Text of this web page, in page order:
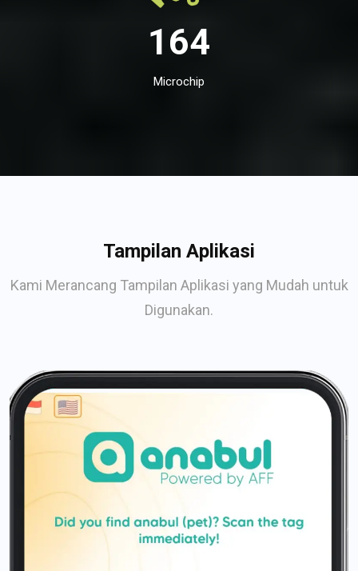
164
Microchip
Tampilan Aplikasi
Kami Merancang Tampilan Aplikasi yang Mudah untuk
Digunakan.